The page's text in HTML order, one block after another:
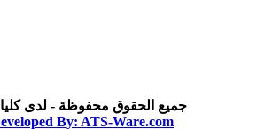
جميع الحقوق محفوظة - لدى
By: ATS-Ware.com